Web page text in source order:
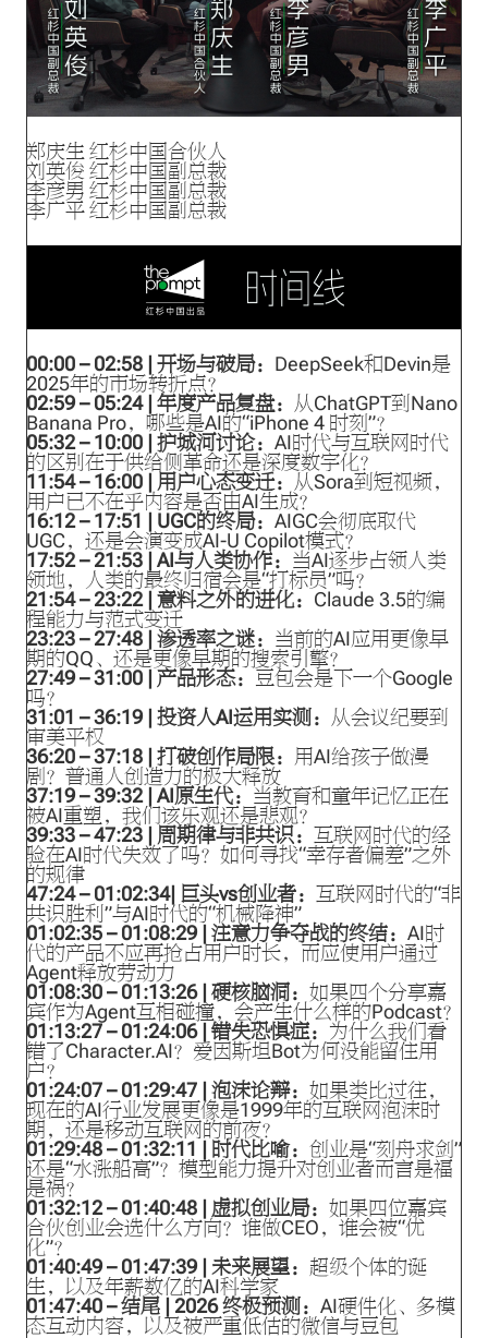
郑庆生 红杉中国合伙人
刘英俊 红杉中国副总裁
李彦男 红杉中国副总裁
李广平 红杉中国副总裁
00:00 – 02:58 | 开场与破局： DeepSeek和Devin是
2025年的市场转折点？
02:59 – 05:24 | 年度产品复盘： 从ChatGPT到Nano
Banana Pro，哪些是AI的“iPhone 4 时刻”？
05:32 – 10:00 | 护城河讨论： AI时代与互联网时代
的区别在于供给侧革命还是深度数字化？
11:54 – 16:00 | 用户心态变迁： 从Sora到短视频，
用户已不在乎内容是否由AI生成？
16:12 – 17:51 | UGC的终局： AIGC会彻底取代
UGC，还是会演变成AI-U Copilot模式？
17:52 – 21:53 | AI与人类协作： 当AI逐步占领人类
领地，人类的最终归宿会是“打标员”吗？
21:54 – 23:22 | 意料之外的进化： Claude 3.5的编
程能力与范式变迁
23:23 – 27:48 | 渗透率之谜： 当前的AI应用更像早
期的QQ、还是更像早期的搜索引擎？
27:49 – 31:00 | 产品形态： 豆包会是下一个Google
吗？
31:01 – 36:19 | 投资人AI运用实测： 从会议纪要到
审美平权
36:20 – 37:18 | 打破创作局限： 用AI给孩子做漫
剧？普通人创造力的极大释放
37:19 – 39:32 | AI原生代： 当教育和童年记忆正在
被AI重塑，我们该乐观还是悲观？
39:33 – 47:23 | 周期律与非共识： 互联网时代的经
验在AI时代失效了吗？如何寻找“幸存者偏差”之外
的规律
47:24 – 01:02:34| 巨头vs创业者： 互联网时代的“非
共识胜利”与AI时代的“机械降神”
01:02:35 – 01:08:29 | 注意力争夺战的终结： AI时
代的产品不应再抢占用户时长，而应使用户通过
Agent释放劳动力
01:08:30 – 01:13:26 | 硬核脑洞： 如果四个分享嘉
宾作为Agent互相碰撞，会产生什么样的Podcast？
01:13:27 – 01:24:06 | 错失恐惧症： 为什么我们看
错了Character.AI？爱因斯坦Bot为何没能留住用
户？
01:24:07 – 01:29:47 | 泡沫论辩： 如果类比过往，
现在的AI行业发展更像是1999年的互联网泡沫时
期，还是移动互联网的前夜？
01:29:48 – 01:32:11 | 时代比喻： 创业是“刻舟求剑”
还是“水涨船高”？模型能力提升对创业者而言是福
是祸？
01:32:12 – 01:40:48 | 虚拟创业局： 如果四位嘉宾
合伙创业会选什么方向？谁做CEO，谁会被“优
化”？
01:40:49 – 01:47:39 | 未来展望： 超级个体的诞
生，以及年薪数亿的AI科学家
01:47:40 – 结尾 | 2026 终极预测： AI硬件化、多模
态互动内容，以及被严重低估的微信与豆包